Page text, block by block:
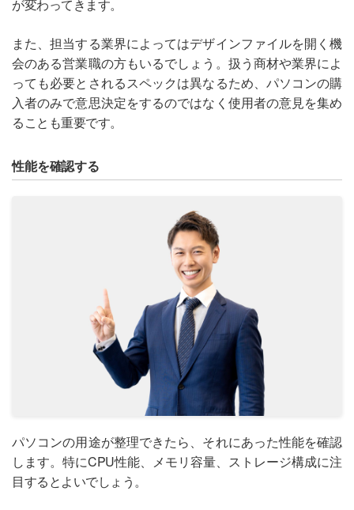
が変わってきます。
また、担当する業界によってはデザインファイルを開く機
会のある営業職の方もいるでしょう。扱う商材や業界によ
っても必要とされるスペックは異なるため、パソコンの購
入者のみで意思決定をするのではなく使用者の意見を集め
ることも重要です。
性能を確認する
パソコンの用途が整理できたら、それにあった性能を確認
します。特にCPU性能、メモリ容量、ストレージ構成に注
目するとよいでしょう。